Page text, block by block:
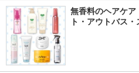
無香料のヘアケア
ト・アウトバス